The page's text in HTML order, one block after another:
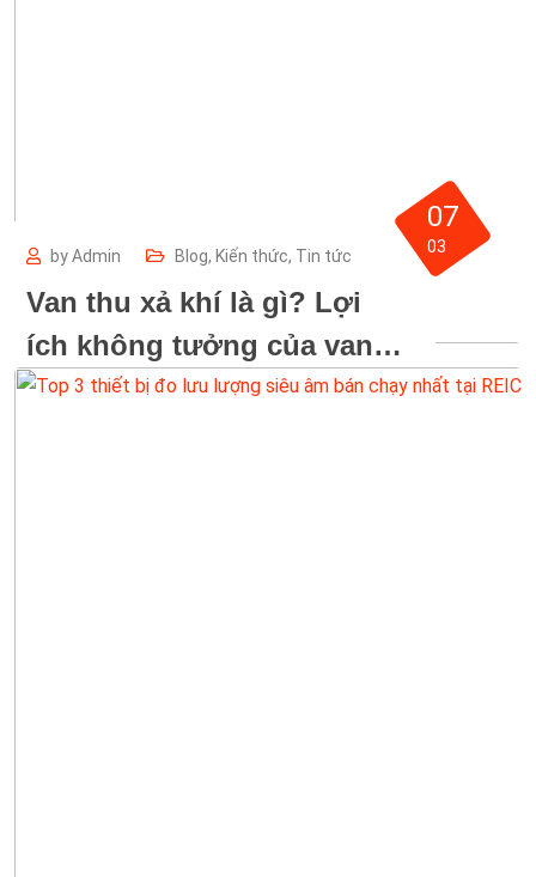
byAdmin Blog, Kiến thức, Tin tức
Van thu xả khí là gì? Lợi
ích không tưởng của van
thu xả khí dành cho đường
07
03